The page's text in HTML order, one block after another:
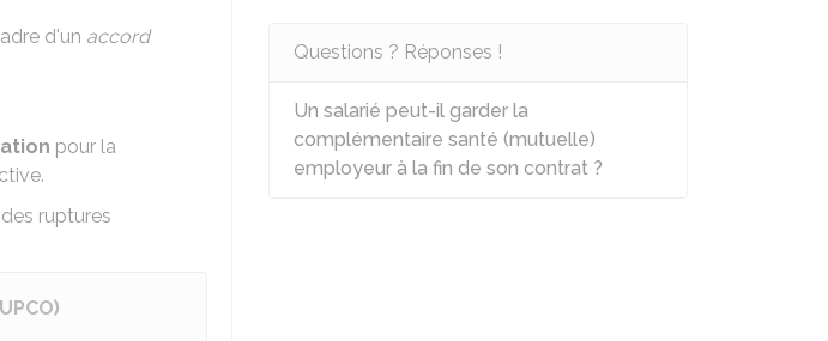
d'un accord
pour la
ruptures
Questions ? Réponses !
Un salarié peut-il garder la
complémentaire santé (mutuelle)
employeur à la fin de son contrat ?